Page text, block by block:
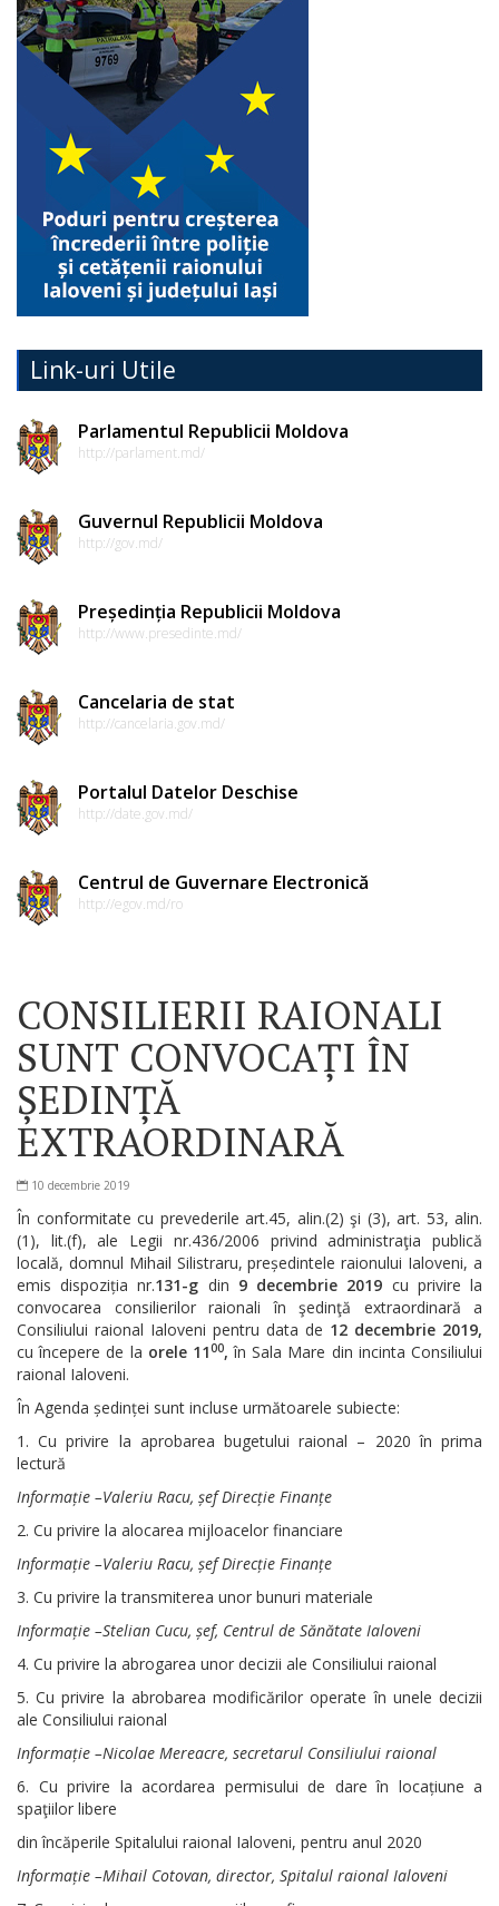
Link-uri Utile
Parlamentul Republicii Moldova
http://parlament.md/
Guvernul Republicii Moldova
http://gov.md/
Președinția Republicii Moldova
http://www.presedinte.md/
Cancelaria de stat
http://cancelaria.gov.md/
Portalul Datelor Deschise
http://date.gov.md/
Centrul de Guvernare Electronică
http://egov.md/ro
CONSILIERII RAIONALI
SUNT CONVOCAȚI ÎN
ȘEDINȚĂ
EXTRAORDINARĂ
10 decembrie 2019
În conformitate cu prevederile art.45, alin.(2) şi (3), art. 53, alin.
(1), lit.(f), ale Legii nr.436/2006 privind administraţia publică
locală, domnul Mihail Silistraru, președintele raionului Ialoveni, a
emis dispoziția nr.131-g din 9 decembrie 2019 cu privire la
convocarea consilierilor raionali în şedinţă extraordinară a
Consiliului raional Ialoveni pentru data de 12 decembrie 2019,
cu începere de la orele 1100, în Sala Mare din incinta Consiliului
raional Ialoveni.
În Agenda ședinței sunt incluse următoarele subiecte:
1. Cu privire la aprobarea bugetului raional – 2020 în prima
lectură
Informație –Valeriu Racu, șef Direcție Finanțe
2. Cu privire la alocarea mijloacelor financiare
Informație –Valeriu Racu, șef Direcție Finanțe
3. Cu privire la transmiterea unor bunuri materiale
Informație –Stelian Cucu, șef, Centrul de Sănătate Ialoveni
4. Cu privire la abrogarea unor decizii ale Consiliului raional
5. Cu privire la abrobarea modificărilor operate în unele decizii
ale Consiliului raional
Informație –Nicolae Mereacre, secretarul Consiliului raional
6. Cu privire la acordarea permisului de dare în locațiune a
spaţiilor libere
din încăperile Spitalului raional Ialoveni, pentru anul 2020
Informație –Mihail Cotovan, director, Spitalul raional Ialoveni